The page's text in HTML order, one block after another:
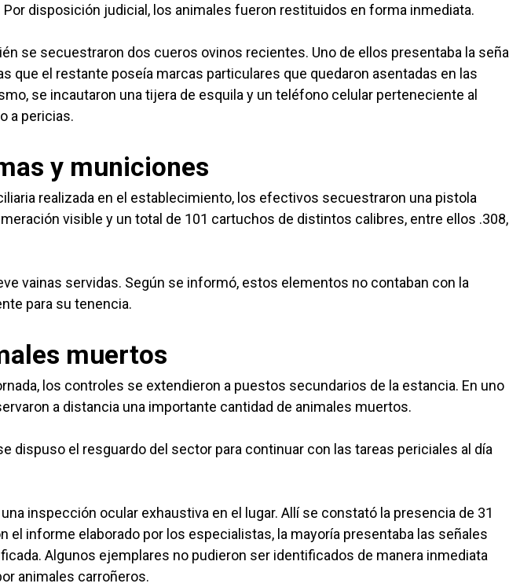
disposición judicial, los animales fueron restituidos en forma inmediata.
se secuestraron dos cueros ovinos recientes. Uno de ellos presentaba la señal
que el restante poseía marcas particulares que quedaron asentadas en las
se incautaron una tijera de esquila y un teléfono celular perteneciente al
a pericias.
y municiones
realizada en el establecimiento, los efectivos secuestraron una pistola
visible y un total de 101 cartuchos de distintos calibres, entre ellos .308,
vainas servidas. Según se informó, estos elementos no contaban con la
para su tenencia.
muertos
los controles se extendieron a puestos secundarios de la estancia. En uno
a distancia una importante cantidad de animales muertos.
dispuso el resguardo del sector para continuar con las tareas periciales al día
inspección ocular exhaustiva en el lugar. Allí se constató la presencia de 31
el informe elaborado por los especialistas, la mayoría presentaba las señales
Algunos ejemplares no pudieron ser identificados de manera inmediata
animales carroñeros.